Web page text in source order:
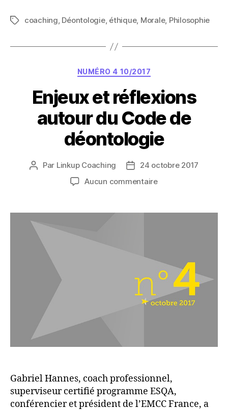
Étiquettes
coaching, Déontologie, éthique, Morale, Philosophie
Catégories
NUMÉRO 4 10/2017
Enjeux et réflexions
autour du Code de
déontologie
Auteur
Par Linkup Coaching
Date24 octobre 2017
Aucun commentairesur
réflexions
de
déontologie
Gabriel Hannes, coach professionnel,
superviseur certifié programme ESQA,
conférencier et président de l’EMCC France, a